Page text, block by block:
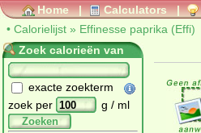
Home | Calculators |
• Calorielijst » Effinesse paprika (Effi)
Zoek calorieën van
exacte zoekterm
zoek per
g / ml
Zoeken